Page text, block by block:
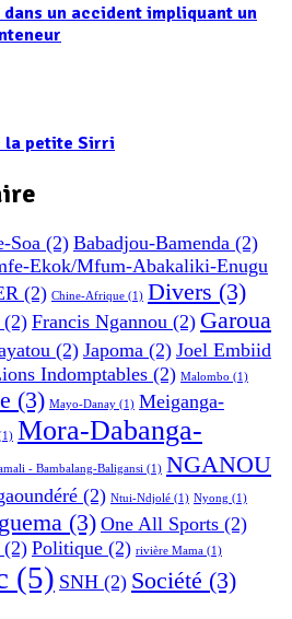
un accident impliquant un
la petite Sirri
Soa (2) Babadjou-Bamenda (2)
Ekok/Mfum-Abakaliki-Enugu
(2) Chine-Afrique (1) Divers (3)
(2) Francis Ngannou (2) Garoua
(2) Japoma (2) Joel Embiid
Indomptables (2) Malombo (1)
(3) Mayo-Danay (1) Meiganga-
Mora-Dabanga-
- Bambalang-Baligansi (1) NGANOU
(2) Ntui-Ndjolé (1) Nyong (1)
(3) One All Sports (2)
(2) Politique (2) rivière Mama (1)
(5) SNH (2) Société (3)